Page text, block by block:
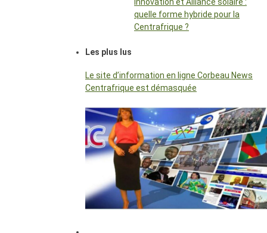
quelle forme hybride pour la
Centrafrique ?
Les plus lus
Le site d’information en ligne Corbeau News
Centrafrique est démasquée